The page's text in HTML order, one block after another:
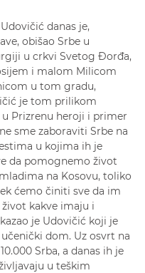
danas je,
obišao Srbe u
u crkvi Svetog Đorđa,
i malom Milicom
u tom gradu,
je tom prilikom
u Prizrenu heroji i primer
sme zaboraviti Srbe na
u kojima ih je
da pomognemo život
na Kosovu, toliko
ćemo činiti sve da im
kakve imaju i
je Udovičić koji je
dom. Uz osvrt na
Srba, a danas ih je
u teškim